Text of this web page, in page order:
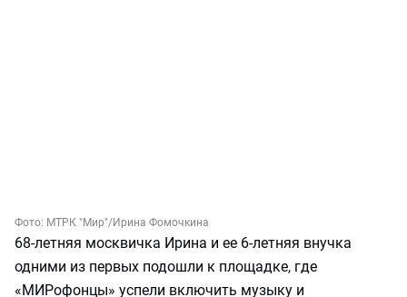
Фото: МТРК "Мир"/Ирина Фомочкина
68-летняя москвичка Ирина и ее 6-летняя внучка
одними из первых подошли к площадке, где
«МИРофонцы» успели включить музыку и